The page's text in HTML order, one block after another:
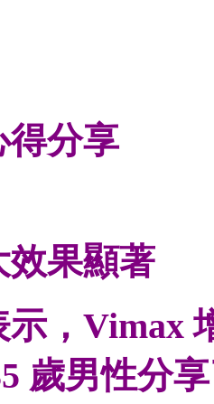
得分享
效果顯著
， Vimax
歲男性分